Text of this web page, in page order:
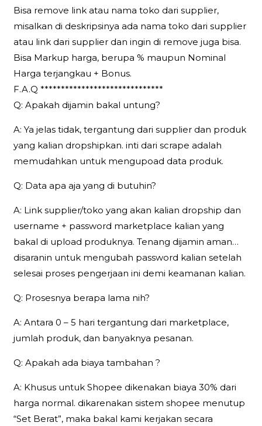
Bisa remove link atau nama toko dari supplier,
misalkan di deskripsinya ada nama toko dari supplier
atau link dari supplier dan ingin di remove juga bisa.
Bisa Markup harga, berupa % maupun Nominal
Harga terjangkau + Bonus.
F.A.Q ******************************
Q: Apakah dijamin bakal untung?
A: Ya jelas tidak, tergantung dari supplier dan produk
yang kalian dropshipkan. inti dari scrape adalah
memudahkan untuk mengupoad data produk.
Q: Data apa aja yang di butuhin?
A: Link supplier/toko yang akan kalian dropship dan
username + password marketplace kalian yang
bakal di upload produknya. Tenang dijamin aman…
disaranin untuk mengubah password kalian setelah
selesai proses pengerjaan ini demi keamanan kalian.
Q: Prosesnya berapa lama nih?
A: Antara 0 – 5 hari tergantung dari marketplace,
jumlah produk, dan banyaknya pesanan.
Q: Apakah ada biaya tambahan ?
A: Khusus untuk Shopee dikenakan biaya 30% dari
harga normal. dikarenakan sistem shopee menutup
“Set Berat”, maka bakal kami kerjakan secara